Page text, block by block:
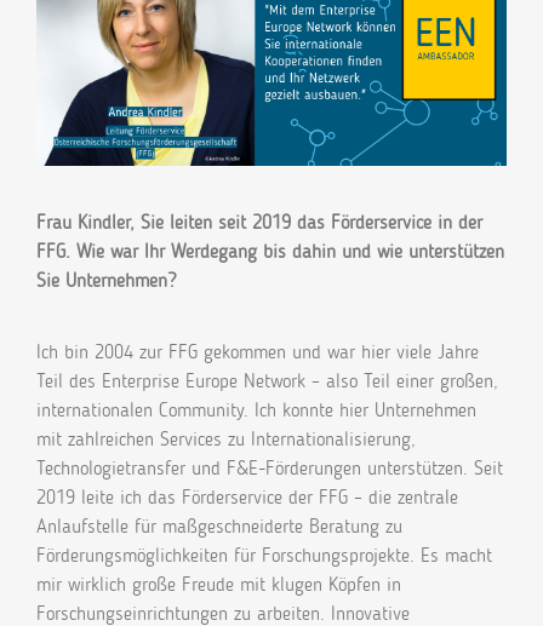
Frau Kindler, Sie leiten seit 2019 das Förderservice in der
FFG. Wie war Ihr Werdegang bis dahin und wie unterstützen
Sie Unternehmen?
Ich bin 2004 zur FFG gekommen und war hier viele Jahre
Teil des Enterprise Europe Network – also Teil einer großen,
internationalen Community. Ich konnte hier Unternehmen
mit zahlreichen Services zu Internationalisierung,
Technologietransfer und F&E-Förderungen unterstützen. Seit
2019 leite ich das Förderservice der FFG – die zentrale
Anlaufstelle für maßgeschneiderte Beratung zu
Förderungsmöglichkeiten für Forschungsprojekte. Es macht
mir wirklich große Freude mit klugen Köpfen in
Forschungseinrichtungen zu arbeiten. Innovative